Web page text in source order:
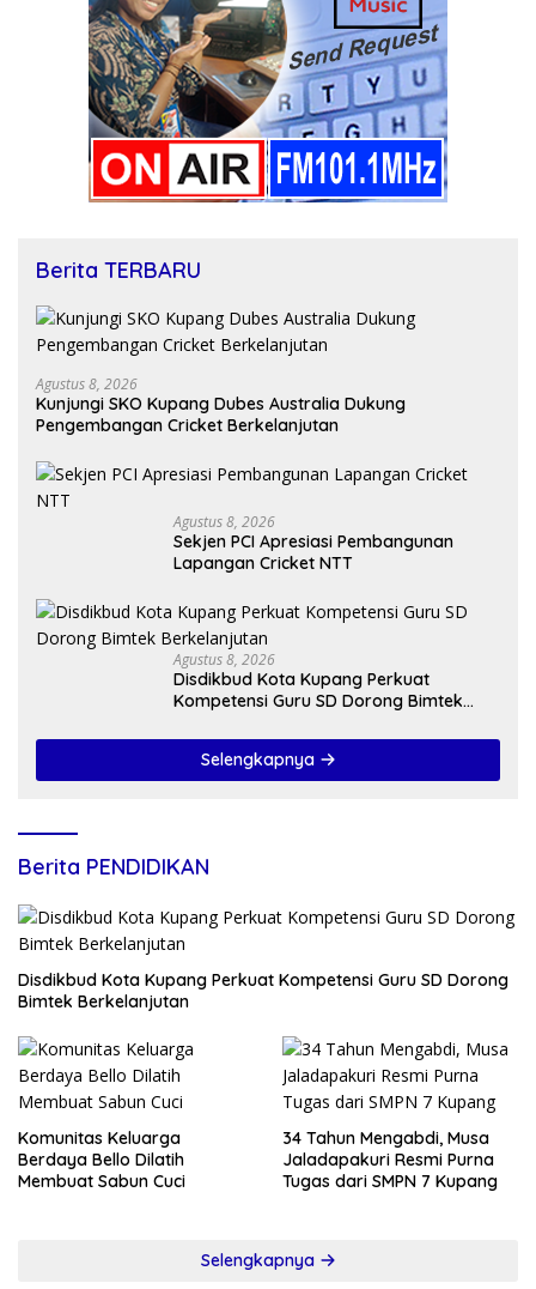
Berita TERBARU
Agustus 8, 2026
Kunjungi SKO Kupang Dubes Australia Dukung
Pengembangan Cricket Berkelanjutan
Agustus 8, 2026
Sekjen PCI Apresiasi Pembangunan
Lapangan Cricket NTT
Agustus 8, 2026
Disdikbud Kota Kupang Perkuat
Kompetensi Guru SD Dorong Bimtek
Selengkapnya
Berita PENDIDIKAN
Disdikbud Kota Kupang Perkuat Kompetensi Guru SD Dorong
Bimtek Berkelanjutan
Komunitas Keluarga
Berdaya Bello Dilatih
Membuat Sabun Cuci
34 Tahun Mengabdi, Musa
Jaladapakuri Resmi Purna
Tugas dari SMPN 7 Kupang
Selengkapnya